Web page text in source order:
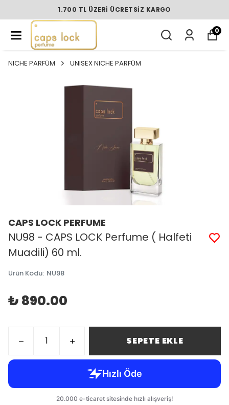
1.700 TL ÜZERI ÜCRETSIZ KARGO
0
NICHE PARFÜM UNISEX NICHE PARFÜM
CAPS LOCK PERFUME
NU98 - CAPS LOCK Perfume ( Halfeti
Muadili) 60 ml.
Ürün Kodu: NU98
₺ 890.00
SEPETE EKLE